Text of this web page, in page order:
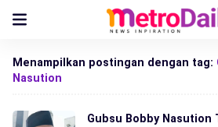
Menampilkan postingan dengan tag:
Nasution
Gubsu Bobby Nasution